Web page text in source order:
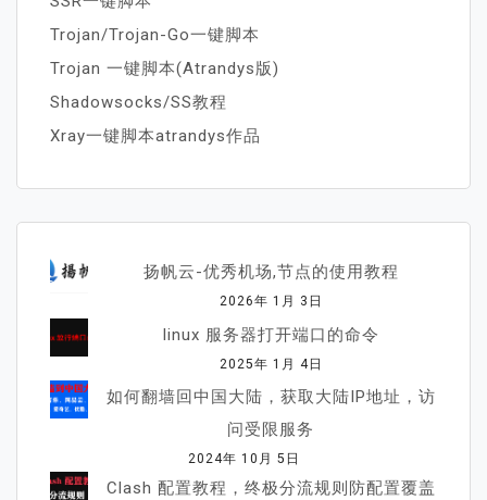
Trojan/Trojan-Go一键脚本
Trojan 一键脚本(Atrandys版)
Shadowsocks/SS教程
Xray一键脚本atrandys作品
扬帆云-优秀机场,节点的使用教程
2026年 1月 3日
linux 服务器打开端口的命令
2025年 1月 4日
如何翻墙回中国大陆，获取大陆IP地址，访
问受限服务
2024年 10月 5日
Clash 配置教程，终极分流规则防配置覆盖